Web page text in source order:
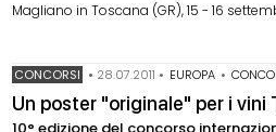
Magliano in Toscana (GR), 15 - 16
CONCORSI • 28.07.2011 • EUROPA •
Un poster "originale" per i vini